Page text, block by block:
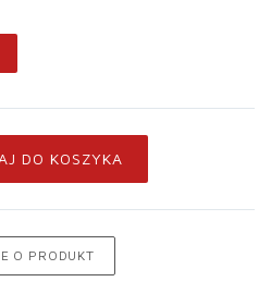
DO KOSZYKA
O PRODUKT